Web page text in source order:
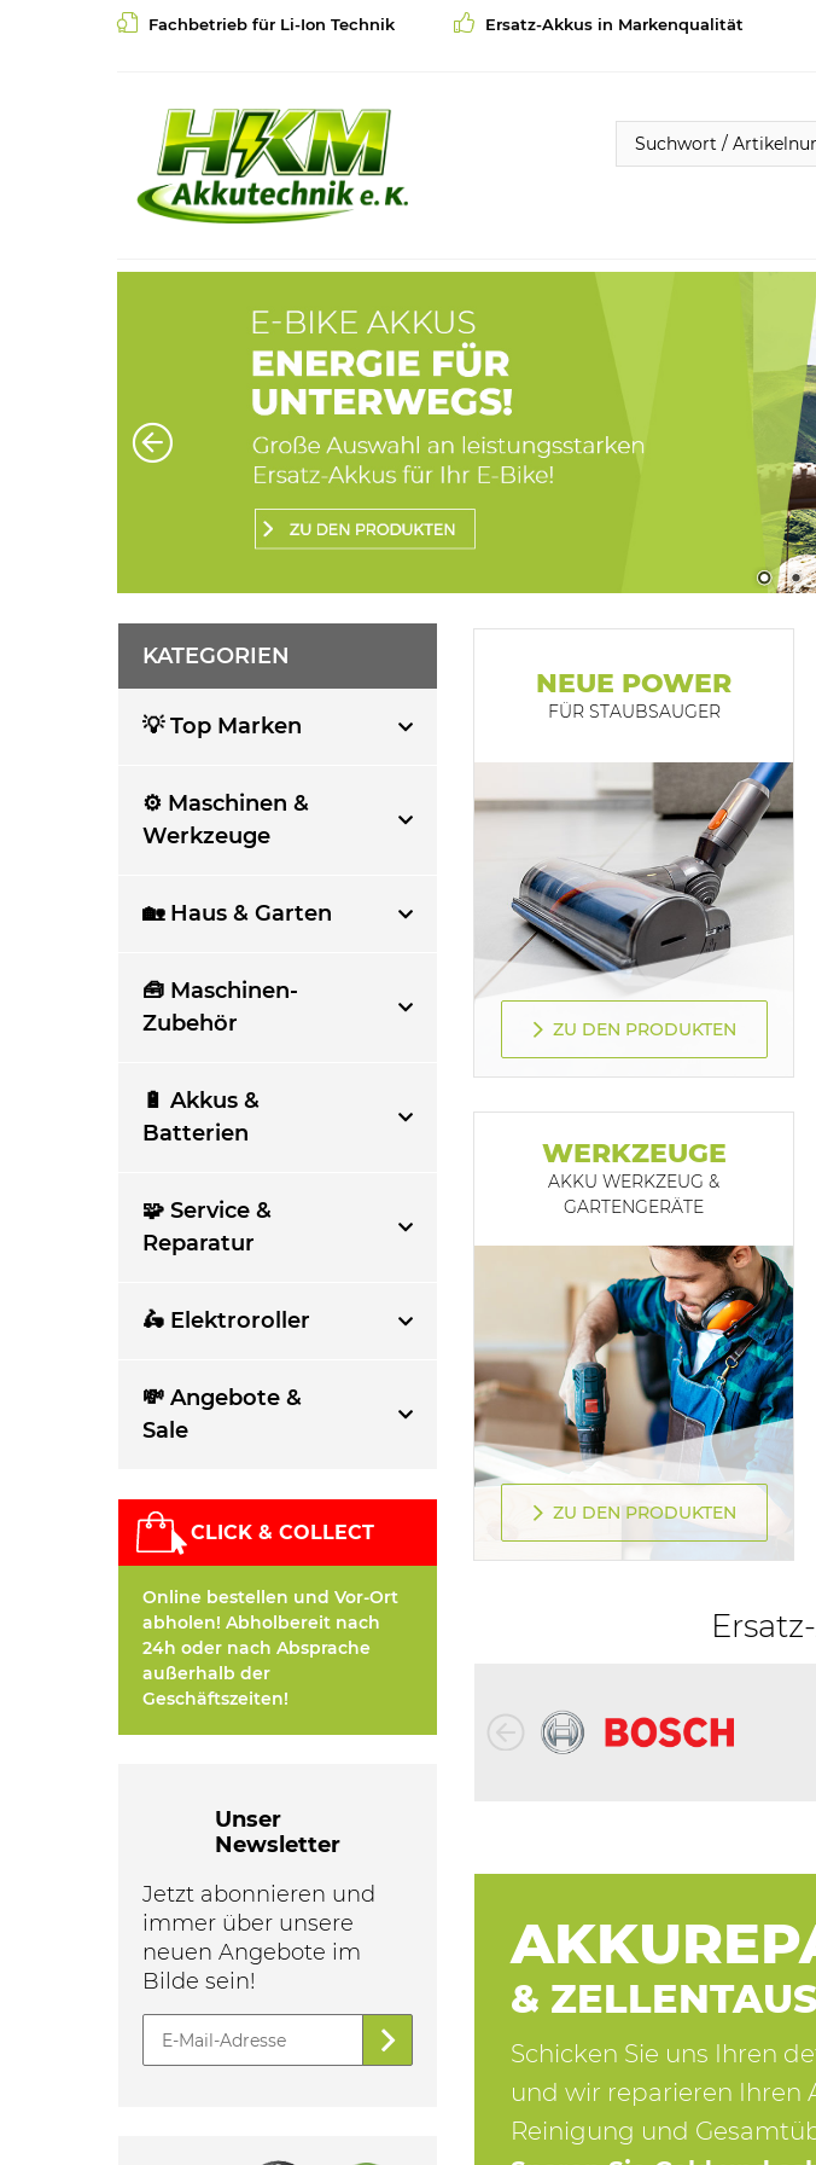
Fachbetrieb für Li-Ion Technik Ersatz-Akkus in Markenqualität
Zurück
NEUE POWER
FÜR STAUBSAUGER
ZU DEN PRODUKTEN
WERKZEUGE
AKKU WERKZEUG &
GARTENGERÄTE
ZU DEN PRODUKTEN
&
Schicken Sie uns Ihren
und wir reparieren Ihren
Reinigung und
KATEGORIEN
💡 Top Marken
⚙️ Maschinen &
Werkzeuge
🏡 Haus & Garten
🧰 Maschinen-
Zubehör
🔋 Akkus &
Batterien
🧩 Service &
Reparatur
🛵 Elektroroller
💸 Angebote &
Sale
CLICK & COLLECT
Online bestellen und Vor-Ort
abholen! Abholbereit nach
24h oder nach Absprache
außerhalb der
Geschäftszeiten!
Unser
Newsletter
Jetzt abonnieren und
immer über unsere
neuen Angebote im
Bilde sein!